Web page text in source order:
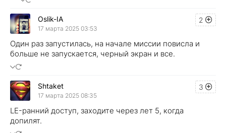
2
Oslik-IA
17 марта 2025 03:53
Один раз запустилась, на начале миссии повисла и
больше не запускается, черный экран и все.
3
Shtaket
17 марта 2025 08:35
LE-ранний доступ, заходите через лет 5, когда
допилят.